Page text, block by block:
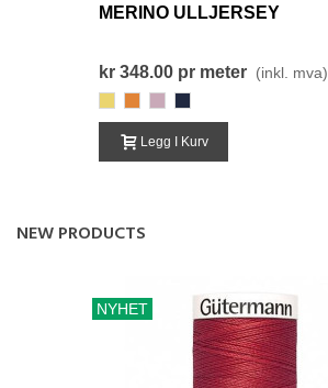
MERINO ULLJERSEY
kr 348.00 pr meter (inkl. mva)
Legg I Kurv
NEW PRODUCTS
NYHET